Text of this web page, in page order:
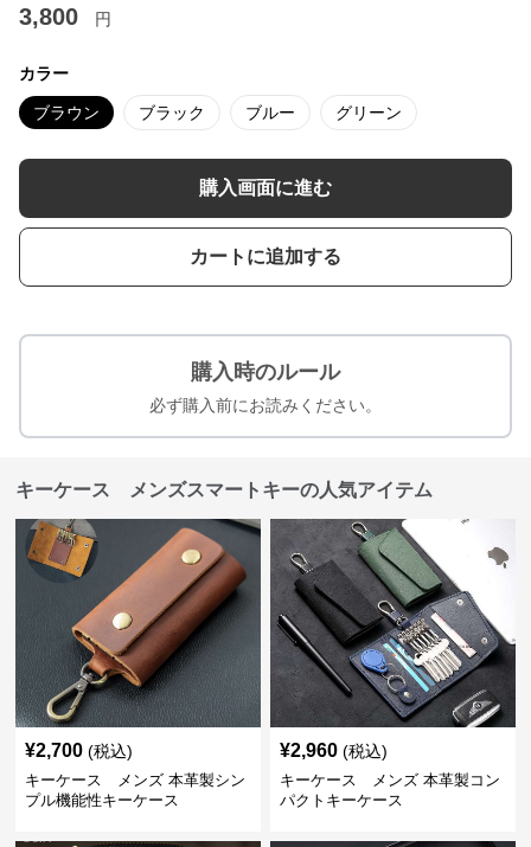
3,800 円
カラー
ブラウン ブラック ブルー グリーン
購入画面に進む
カートに追加する
購入時のルール
必ず購入前にお読みください。
キーケース メンズスマートキーの人気アイテム
¥2,700 (税込)
キーケース メンズ 本革製シン
プル機能性キーケース
¥2,960 (税込)
キーケース メンズ 本革製コン
パクトキーケース